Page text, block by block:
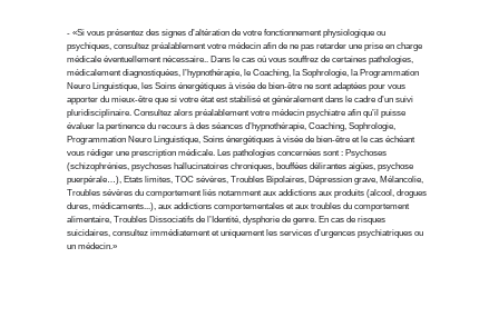
- «Si vous présentez des signes d’altération de votre fonctionnement physiologique ou
psychiques, consultez préalablement votre médecin afin de ne pas retarder une prise en charge
médicale éventuellement nécessaire.. Dans le cas où vous souffrez de certaines pathologies,
médicalement diagnostiquées, l’hypnothérapie, le Coaching, la Sophrologie, la Programmation
Neuro Linguistique, les Soins énergétiques à visée de bien-être ne sont adaptées pour vous
apporter du mieux-être que si votre état est stabilisé et généralement dans le cadre d’un suivi
pluridisciplinaire. Consultez alors préalablement votre médecin psychiatre afin qu’il puisse
évaluer la pertinence du recours à des séances d’hypnothérapie, Coaching, Sophrologie,
Programmation Neuro Linguistique, Soins énergétiques à visée de bien-être et le cas échéant
vous rédiger une prescription médicale. Les pathologies concernées sont : Psychoses
(schizophrénies, psychoses hallucinatoires chroniques, bouffées délirantes aigües, psychose
puerpérale…), Etats limites, TOC sévères, Troubles Bipolaires, Dépression grave, Mélancolie,
Troubles sévères du comportement liés notamment aux addictions aux produits (alcool, drogues
dures, médicaments...), aux addictions comportementales et aux troubles du comportement
alimentaire, Troubles Dissociatifs de l’Identité, dysphorie de genre. En cas de risques
suicidaires, consultez immédiatement et uniquement les services d’urgences psychiatriques ou
un médecin.»